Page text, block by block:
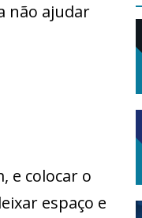
não ajudar
e colocar o
espaço e